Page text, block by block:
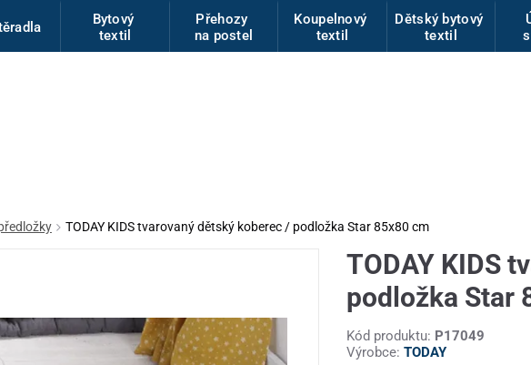
Bytový
textil
Přehozy
na postel
Koupelnový
textil
Dětský bytový
textil
TODAY KIDS tvarovaný dětský koberec / podložka Star 85x80 cm
TODAY KIDS
podložka Star
Kód produktu: P17049
Výrobce: TODAY